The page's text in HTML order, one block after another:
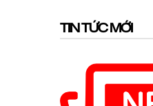
TIN TỨC MỚI